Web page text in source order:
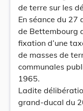
de terre sur les
En séance du 27
de Bettembourg
fixation d’une
de masses de
communales
1965.
Ladite
grand-ducal du